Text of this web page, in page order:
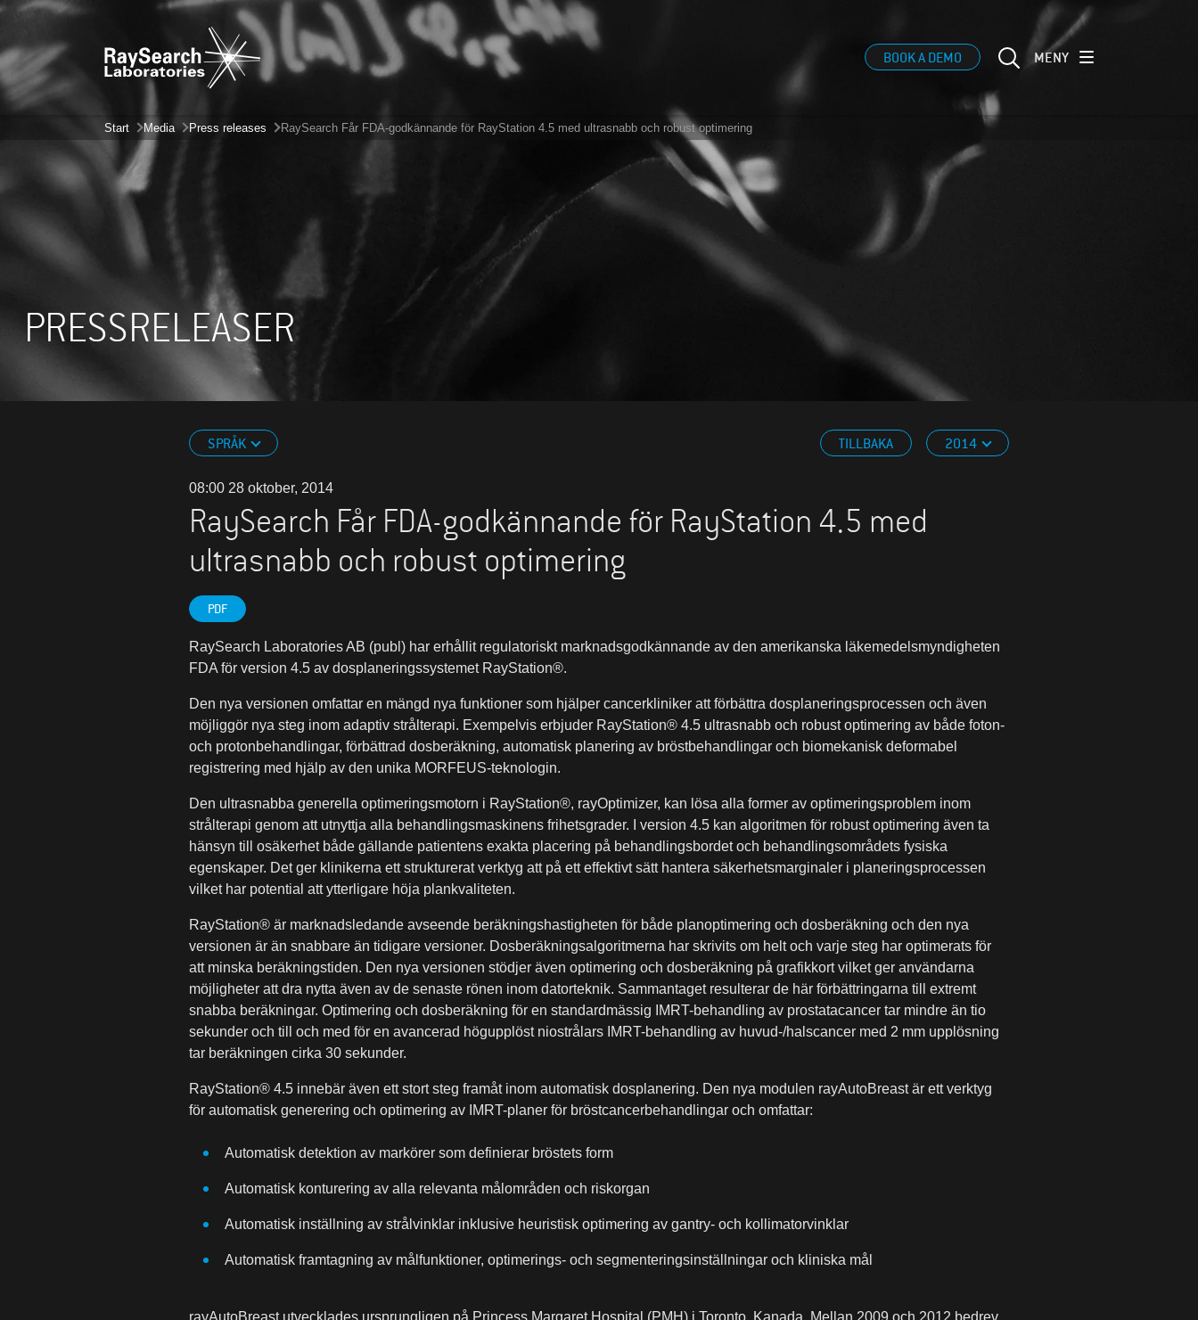
BOOK A DEMO MENY
Start Media Press releases RaySearch Får FDA-godkännande för RayStation 4.5 med ultrasnabb och robust optimering
PRESSRELEASER
SPRÅK TILLBAKA 2014
08:00 28 oktober, 2014
RaySearch Får FDA-godkännande för RayStation 4.5 med
ultrasnabb och robust optimering
PDF
RaySearch Laboratories AB (publ) har erhållit regulatoriskt marknadsgodkännande av den amerikanska läkemedelsmyndigheten
FDA för version 4.5 av dosplaneringssystemet RayStation®.
Den nya versionen omfattar en mängd nya funktioner som hjälper cancerkliniker att förbättra dosplaneringsprocessen och även
möjliggör nya steg inom adaptiv strålterapi. Exempelvis erbjuder RayStation® 4.5 ultrasnabb och robust optimering av både foton-
och protonbehandlingar, förbättrad dosberäkning, automatisk planering av bröstbehandlingar och biomekanisk deformabel
registrering med hjälp av den unika MORFEUS-teknologin.
Den ultrasnabba generella optimeringsmotorn i RayStation®, rayOptimizer, kan lösa alla former av optimeringsproblem inom
strålterapi genom att utnyttja alla behandlingsmaskinens frihetsgrader. I version 4.5 kan algoritmen för robust optimering även ta
hänsyn till osäkerhet både gällande patientens exakta placering på behandlingsbordet och behandlingsområdets fysiska
egenskaper. Det ger klinikerna ett strukturerat verktyg att på ett effektivt sätt hantera säkerhetsmarginaler i planeringsprocessen
vilket har potential att ytterligare höja plankvaliteten.
RayStation® är marknadsledande avseende beräkningshastigheten för både planoptimering och dosberäkning och den nya
versionen är än snabbare än tidigare versioner. Dosberäkningsalgoritmerna har skrivits om helt och varje steg har optimerats för
att minska beräkningstiden. Den nya versionen stödjer även optimering och dosberäkning på grafikkort vilket ger användarna
möjligheter att dra nytta även av de senaste rönen inom datorteknik. Sammantaget resulterar de här förbättringarna till extremt
snabba beräkningar. Optimering och dosberäkning för en standardmässig IMRT-behandling av prostatacancer tar mindre än tio
sekunder och till och med för en avancerad högupplöst niostrålars IMRT-behandling av huvud-/halscancer med 2 mm upplösning
tar beräkningen cirka 30 sekunder.
RayStation® 4.5 innebär även ett stort steg framåt inom automatisk dosplanering. Den nya modulen rayAutoBreast är ett verktyg
för automatisk generering och optimering av IMRT-planer för bröstcancerbehandlingar och omfattar:
Automatisk detektion av markörer som definierar bröstets form
Automatisk konturering av alla relevanta målområden och riskorgan
Automatisk inställning av strålvinklar inklusive heuristisk optimering av gantry- och kollimatorvinklar
Automatisk framtagning av målfunktioner, optimerings- och segmenteringsinställningar och kliniska mål
rayAutoBreast utvecklades ursprungligen på Princess Margaret Hospital (PMH) i Toronto, Kanada. Mellan 2009 och 2012 bedrev